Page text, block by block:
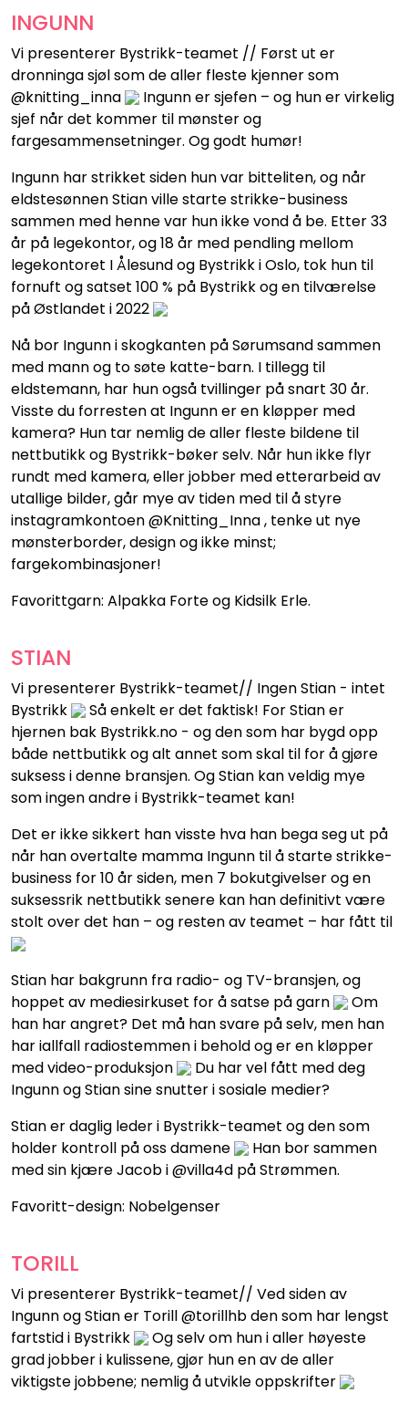
INGUNN
Vi presenterer Bystrikk-teamet // Først ut er
dronninga sjøl som de aller fleste kjenner som
@knitting_inna
Ingunn er sjefen – og hun er virkelig
sjef når det kommer til mønster og
fargesammensetninger. Og godt humør!
Ingunn har strikket siden hun var bitteliten, og når
eldstesønnen Stian ville starte strikke-business
sammen med henne var hun ikke vond å be. Etter 33
år på legekontor, og 18 år med pendling mellom
legekontoret I Ålesund og Bystrikk i Oslo, tok hun til
fornuft og satset 100 % på Bystrikk og en tilværelse
på Østlandet i 2022
Nå bor Ingunn i skogkanten på Sørumsand sammen
med mann og to søte katte-barn. I tillegg til
eldstemann, har hun også tvillinger på snart 30 år.
Visste du forresten at Ingunn er en kløpper med
kamera? Hun tar nemlig de aller fleste bildene til
nettbutikk og Bystrikk-bøker selv. Når hun ikke flyr
rundt med kamera, eller jobber med etterarbeid av
utallige bilder, går mye av tiden med til å styre
instagramkontoen @Knitting_Inna , tenke ut nye
mønsterborder, design og ikke minst;
fargekombinasjoner!
Favorittgarn: Alpakka Forte og Kidsilk Erle.
STIAN
Vi presenterer Bystrikk-teamet// Ingen Stian - intet
Bystrikk
Så enkelt er det faktisk! For Stian er
hjernen bak Bystrikk.no - og den som har bygd opp
både nettbutikk og alt annet som skal til for å gjøre
suksess i denne bransjen. Og Stian kan veldig mye
som ingen andre i Bystrikk-teamet kan!
Det er ikke sikkert han visste hva han bega seg ut på
når han overtalte mamma Ingunn til å starte strikke-
business for 10 år siden, men 7 bokutgivelser og en
suksessrik nettbutikk senere kan han definitivt være
stolt over det han – og resten av teamet – har fått til
Stian har bakgrunn fra radio- og TV-bransjen, og
hoppet av mediesirkuset for å satse på garn
Om
han har angret? Det må han svare på selv, men han
har iallfall radiostemmen i behold og er en kløpper
med video-produksjon
Du har vel fått med deg
Ingunn og Stian sine snutter i sosiale medier?
Stian er daglig leder i Bystrikk-teamet og den som
holder kontroll på oss damene
Han bor sammen
med sin kjære Jacob i @villa4d på Strømmen.
Favoritt-design: Nobelgenser
TORILL
Vi presenterer Bystrikk-teamet// Ved siden av
Ingunn og Stian er Torill @torillhb den som har lengst
fartstid i Bystrikk
Og selv om hun i aller høyeste
grad jobber i kulissene, gjør hun en av de aller
viktigste jobbene; nemlig å utvikle oppskrifter